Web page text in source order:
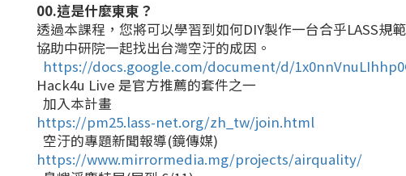
00.這是什麼東東？
透過本課程，您將可以學習到如何DIY製作一台合乎LASS規
協助中研院一起找出台灣空汙的成因。
https://docs.google.com/document/d/
Hack4u Live 是官方推薦的套件之一
加入本計畫
https://pm25.lass-net.org/zh_tw/join.html
空汙的專題新聞報導(鏡傳媒)
https://www.mirrormedia.mg/projects/airquality/